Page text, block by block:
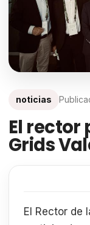
noticias
El rector
Grids
El Rector de